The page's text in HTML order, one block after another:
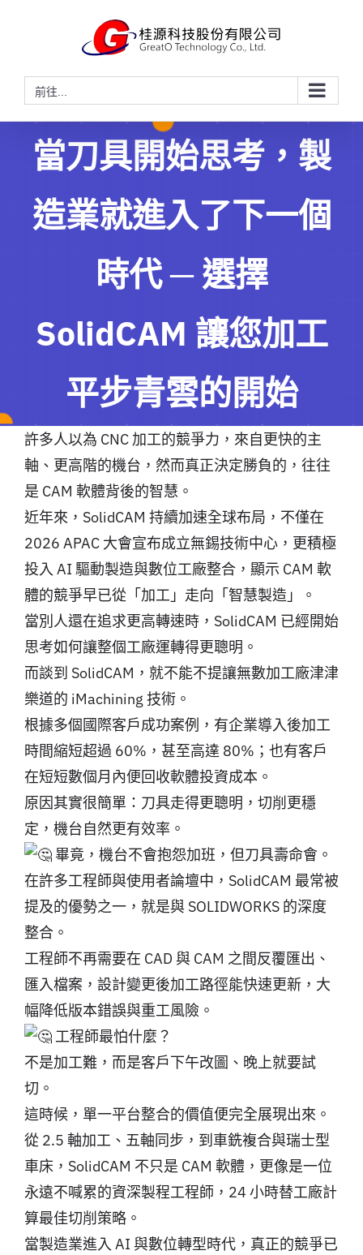
前往...
當刀具開始思考，製
造業就進入了下一個
時代 ─ 選擇
SolidCAM 讓您加工
平步青雲的開始
許多人以為 CNC 加工的競爭力，來自更快的主
軸、更高階的機台，然而真正決定勝負的，往往
是 CAM 軟體背後的智慧。
近年來，SolidCAM 持續加速全球布局，不僅在
2026 APAC 大會宣布成立無錫技術中心，更積極
投入 AI 驅動製造與數位工廠整合，顯示 CAM 軟
體的競爭早已從「加工」走向「智慧製造」。
當別人還在追求更高轉速時，SolidCAM 已經開始
思考如何讓整個工廠運轉得更聰明。
而談到 SolidCAM，就不能不提讓無數加工廠津津
樂道的 iMachining 技術。
根據多個國際客戶成功案例，有企業導入後加工
時間縮短超過 60%，甚至高達 80%；也有客戶
在短短數個月內便回收軟體投資成本。
原因其實很簡單：刀具走得更聰明，切削更穩
定，機台自然更有效率。
畢竟，機台不會抱怨加班，但刀具壽命會。
在許多工程師與使用者論壇中，SolidCAM 最常被
提及的優勢之一，就是與 SOLIDWORKS 的深度
整合。
工程師不再需要在 CAD 與 CAM 之間反覆匯出、
匯入檔案，設計變更後加工路徑能快速更新，大
幅降低版本錯誤與重工風險。
工程師最怕什麼？
不是加工難，而是客戶下午改圖、晚上就要試
切。
這時候，單一平台整合的價值便完全展現出來。
從 2.5 軸加工、五軸同步，到車銑複合與瑞士型
車床，SolidCAM 不只是 CAM 軟體，更像是一位
永遠不喊累的資深製程工程師，24 小時替工廠計
算最佳切削策略。
當製造業進入 AI 與數位轉型時代，真正的競爭已